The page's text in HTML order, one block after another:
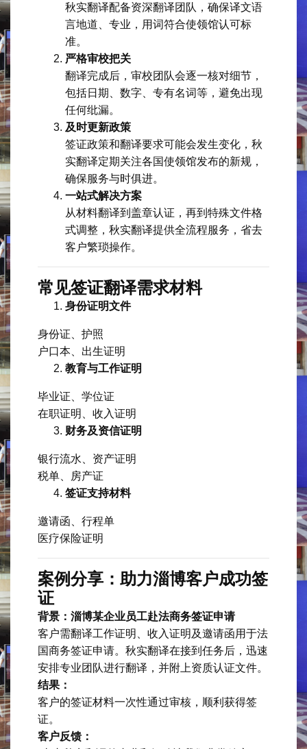
秋实翻译配备资深翻译团队，确保译文语
言地道、专业，用词符合使领馆认可标
准。
严格审校把关
翻译完成后，审校团队会逐一核对细节，
包括日期、数字、专有名词等，避免出现
任何纰漏。
及时更新政策
签证政策和翻译要求可能会发生变化，秋
实翻译定期关注各国使领馆发布的新规，
确保服务与时俱进。
一站式解决方案
从材料翻译到盖章认证，再到特殊文件格
式调整，秋实翻译提供全流程服务，省去
客户繁琐操作。
常见签证翻译需求材料
身份证明文件
身份证、护照
户口本、出生证明
教育与工作证明
毕业证、学位证
在职证明、收入证明
财务及资信证明
银行流水、资产证明
税单、房产证
签证支持材料
邀请函、行程单
医疗保险证明
案例分享：助力淄博客户成功签
证
背景：淄博某企业员工赴法商务签证申请
客户需翻译工作证明、收入证明及邀请函用于法
国商务签证申请。秋实翻译在接到任务后，迅速
安排专业团队进行翻译，并附上资质认证文件。
结果：
客户的签证材料一次性通过审核，顺利获得签
证。
客户反馈：